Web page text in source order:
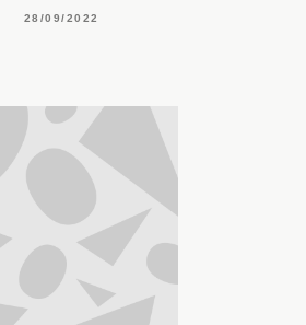
28/09/2022